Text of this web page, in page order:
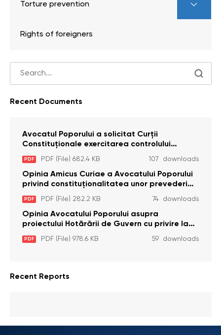
Torture prevention
Rights of foreigners
Recent Documents
Avocatul Poporului a solicitat Curţii
Constituţionale exercitarea controlului
constituţionalităţii unor prevederi cu privire la
plata alocației sociale de stat persoanelor
cu dizabilitați care sunt private de liberate
PDF PDF (File) 682.4 KB 107 downloads
Opinia Amicus Curiae a Avocatului Poporului
privind constituționalitatea unor prevederi
care interzic angajarea în organizațiile de
pază particulară a persoanelor condamnate
pentru comiterea cu intenție a unor infracțiuni
a fost luată în considerare de Curtea
Constituțională
PDF PDF (File) 282.2 KB 74 downloads
Opinia Avocatului Poporului asupra
proiectului Hotărârii de Guvern cu privire la
aprobarea proiectului de lege privind
activitatea sanitară veterinarăa
PDF PDF (File) 978.6 KB 59 downloads
Recent Reports